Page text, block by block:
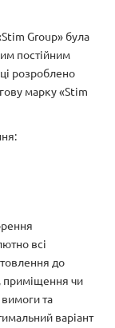
Group» була
постійним
розроблено
марку «Stim
всі
до
приміщення чи
та
варіант